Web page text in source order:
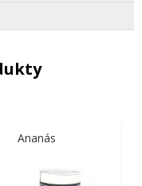
Ananás